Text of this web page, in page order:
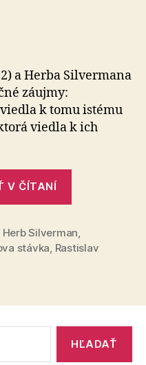
a Herba Silvermana
záujmy:
k tomu istému
viedla k ich
V ČÍTANÍ
Herb Silverman
stávka Rastislav